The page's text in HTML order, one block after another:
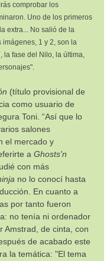
comprobar los
Uno de los primeros
extra... No salió de la
1 y 2, son la
la fase del Nilo, la última,
(título provisional de
como usuario de
Toni. “Así que lo
salones
el mercado y
a Ghosts'n
con más
no lo conocí hasta
En cuanto a
por tanto fueron
no tenía ni ordenador
Amstrad, de cinta, con
de acabado este
la temática: "El tema